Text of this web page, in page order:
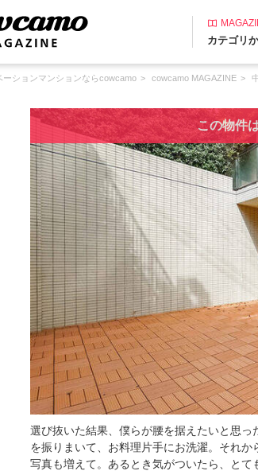
カテゴリ
ーションマンションならcowcamo cowcamo MAGAZINE
この物件
選び抜いた結果、僕らが腰を据えたいと思
を振りまいて、お料理片手にお洗濯。それ
写真も増えて。あるとき気がついたら、とて